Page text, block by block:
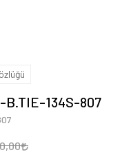
B.TIE-134S-807